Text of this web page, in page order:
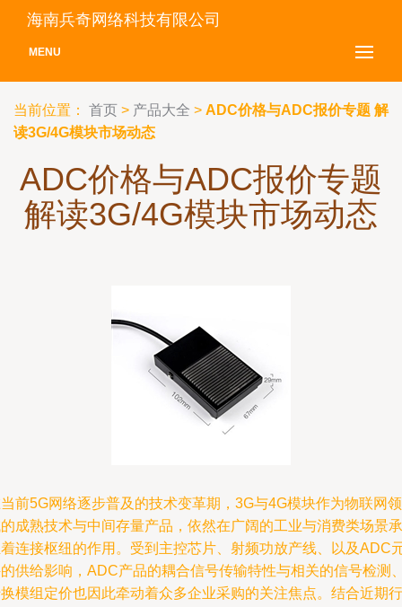
海南兵奇网络科技有限公司
MENU
当前位置： 首页 > 产品大全 > ADC价格与ADC报价专题 解
读3G/4G模块市场动态
ADC价格与ADC报价专题
解读3G/4G模块市场动态
前5G网络逐步普及的技术变革期，3G与4G模块作为物联网领
成熟技术与中间存量产品，依然在广阔的工业与消费类场景承
连接枢纽的作用。受到主控芯片、射频功放产线、以及ADC
供给影响，ADC产品的耦合信号传输特性与相关的信号检测
模组定价也因此牵动着众多企业采购的关注焦点。结合近期行